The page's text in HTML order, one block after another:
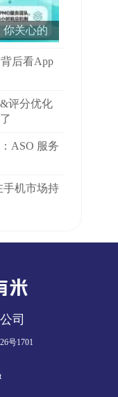
你关心的
后看App
评分优化
ASO 服务
手机市场持
司
号1701